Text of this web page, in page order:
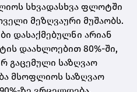
სხვადასხვა ფლოტში
მეზღვაური მუშაობს.
დასაქმებულნი არიან
დაახლოებით 80%-ში,
გაცემული საზღვაო
მსოფლიოს საზღვაო